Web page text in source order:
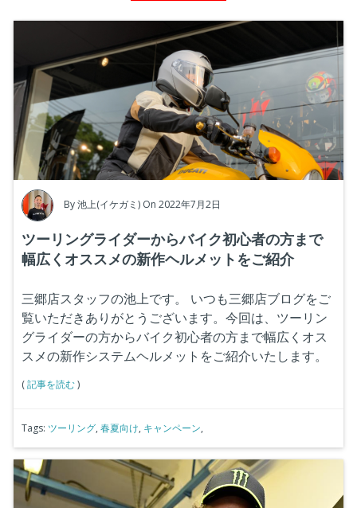
By池上(イケガミ) On 2022年7月2日
ツーリングライダーからバイク初心者の方まで
幅広くオススメの新作ヘルメットをご紹介
三郷店スタッフの池上です。
いつも三郷店ブログをご
覧いただきありがとうございます。今回は、ツーリン
グライダーの方からバイク初心者の方まで幅広くオス
スメの新作システムヘルメットをご紹介いたします。
(記事を読む)
Tags: ツーリング, 春夏向け, キャンペーン,